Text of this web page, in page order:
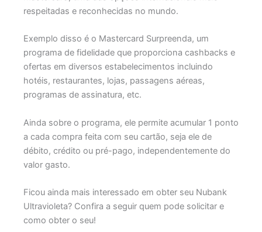
respeitadas e reconhecidas no mundo.
Exemplo disso é o Mastercard Surpreenda, um
programa de fidelidade que proporciona cashbacks e
ofertas em diversos estabelecimentos incluindo
hotéis, restaurantes, lojas, passagens aéreas,
programas de assinatura, etc.
Ainda sobre o programa, ele permite acumular 1 ponto
a cada compra feita com seu cartão, seja ele de
débito, crédito ou pré-pago, independentemente do
valor gasto.
Ficou ainda mais interessado em obter seu Nubank
Ultravioleta? Confira a seguir quem pode solicitar e
como obter o seu!